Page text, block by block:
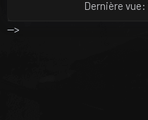
Dernière vue
-->